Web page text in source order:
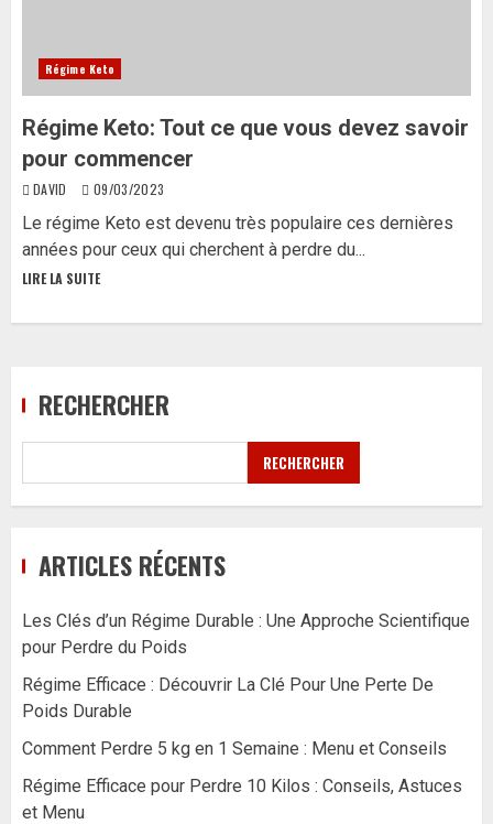
Régime Keto
Régime Keto: Tout ce que vous devez savoir
pour commencer
DAVID 09/03/2023
Le régime Keto est devenu très populaire ces dernières
années pour ceux qui cherchent à perdre du...
LIRE LA SUITE
RECHERCHER
RECHERCHER
ARTICLES RÉCENTS
Les Clés d’un Régime Durable : Une Approche Scientifique
pour Perdre du Poids
Régime Efficace : Découvrir La Clé Pour Une Perte De
Poids Durable
Comment Perdre 5 kg en 1 Semaine : Menu et Conseils
Régime Efficace pour Perdre 10 Kilos : Conseils, Astuces
et Menu